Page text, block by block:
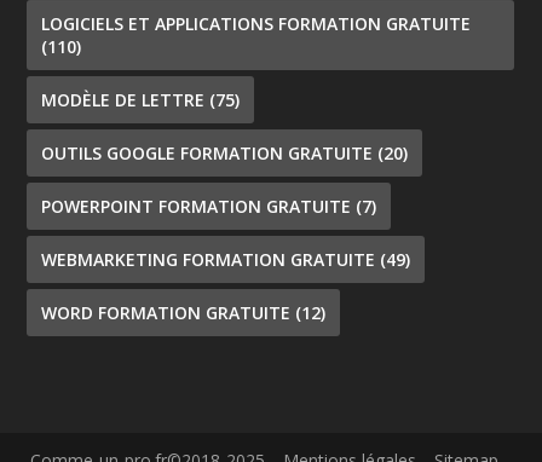
LOGICIELS ET APPLICATIONS FORMATION GRATUITE
(110)
MODÈLE DE LETTRE (75)
OUTILS GOOGLE FORMATION GRATUITE (20)
POWERPOINT FORMATION GRATUITE (7)
WEBMARKETING FORMATION GRATUITE (49)
WORD FORMATION GRATUITE (12)